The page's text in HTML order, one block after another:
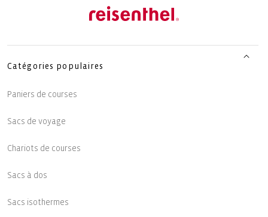
Catégories populaires
Paniers de courses
Sacs de voyage
Chariots de courses
Sacs à dos
Sacs isothermes